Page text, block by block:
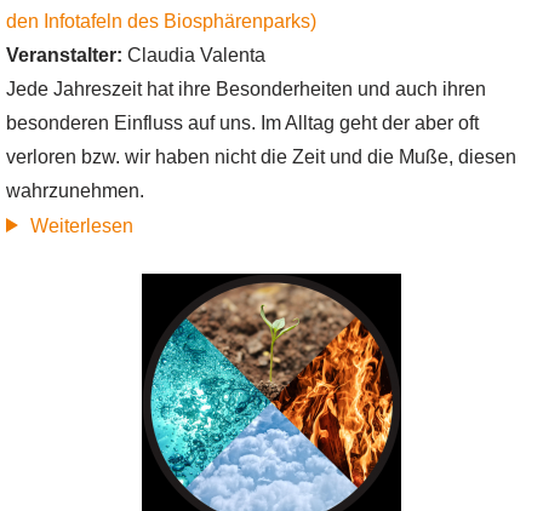
den Infotafeln des Biosphärenparks)
Veranstalter: Claudia Valenta
Jede Jahreszeit hat ihre Besonderheiten und auch ihren
besonderen Einfluss auf uns. Im Alltag geht der aber oft
verloren bzw. wir haben nicht die Zeit und die Muße, diesen
wahrzunehmen.
Weiterlesen
Sommer,
Herbst
und
Winter
Erholung